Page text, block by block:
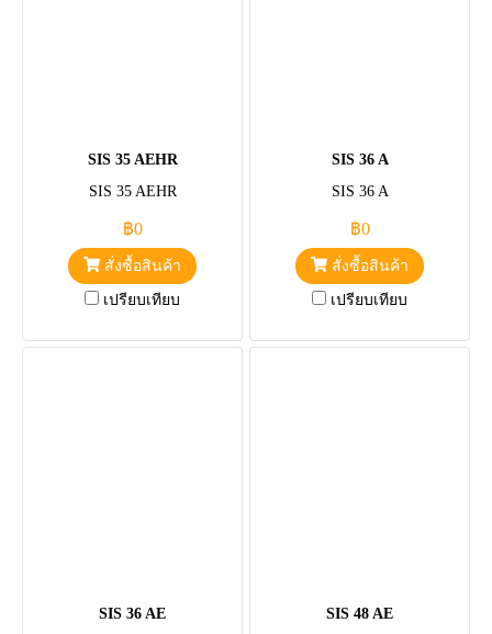
SIS 35 AEHR
SIS 35 AEHR
฿0
สั่งซื้อสินค้า
เปรียบเทียบ
SIS 36 A
SIS 36 A
฿0
สั่งซื้อสินค้า
เปรียบเทียบ
SIS 36 AE
SIS 48 AE